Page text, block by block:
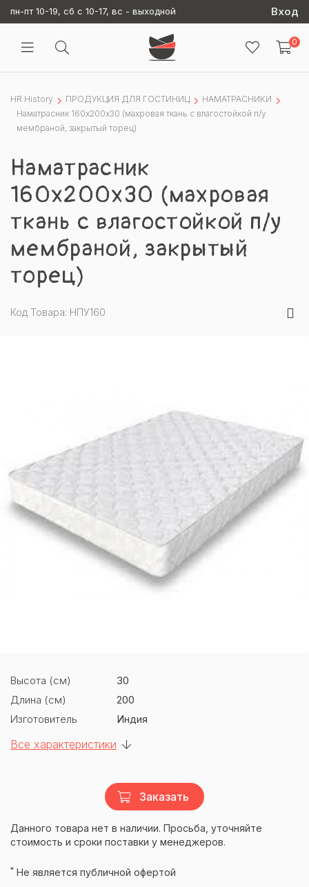
пн-пт 10-19, сб с 10-17, вс - выходной Вход
0
HR History ПРОДУКЦИЯ ДЛЯ ГОСТИНИЦ
НАМАТРАСНИКИ
Наматрасник 160х200х30 (махровая ткань с влагостойкой п/у
мембраной, закрытый торец)
Наматрасник
160х200х30 (махровая
ткань с влагостойкой п/у
мембраной, закрытый
торец)
Код Товара: НПУ160
Высота (см)
30
Длина (см)
200
Изготовитель
Индия
Все характеристики
Заказать
Данного товара нет в наличии. Просьба, уточняйте
стоимость и сроки поставки у менеджеров.
* Не является публичной офертой